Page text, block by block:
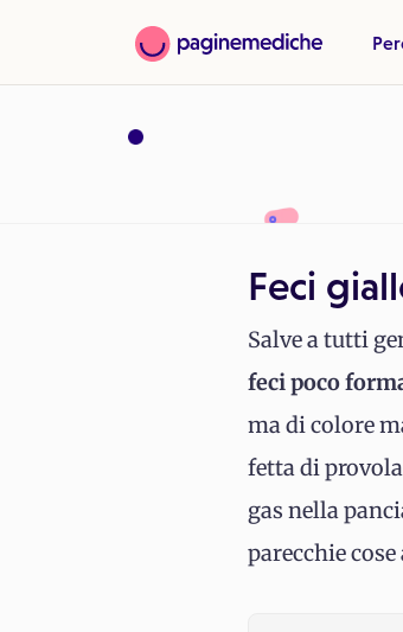
Feci
Salve a tutti
feci poco
ma di colore
fetta di
gas nella
parecchie